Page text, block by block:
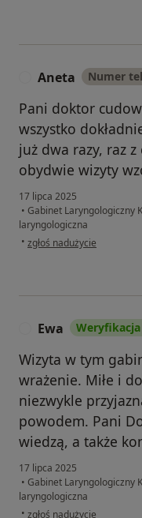
Aneta Numer
Pani doktor
wszystko
już dwa razy, raz
obydwie wizyty
17 lipca 2025
• Gabinet Laryngologiczny
laryngologiczna
• w opinii użytkownika Aneta
zgłoś nadużycie
Ewa
Wizyta w tym
wrażenie. Miłe i
niezwykle
powodem. Pani
wiedzą, a także
17 lipca 2025
• Gabinet Laryngologiczny
laryngologiczna
• w opinii użytkownika Ewa
zgłoś nadużycie